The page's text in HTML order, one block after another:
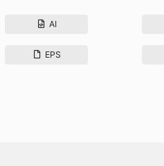
AI
EPS